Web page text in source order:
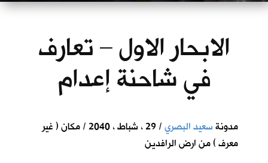
الابحار الاول – تعارف
في شاحنة إعدام
مدونةسعيد البصري
/ 29 ، شباط ، 2040 / مكان ( غير
معرف ) من ارض الرافدين